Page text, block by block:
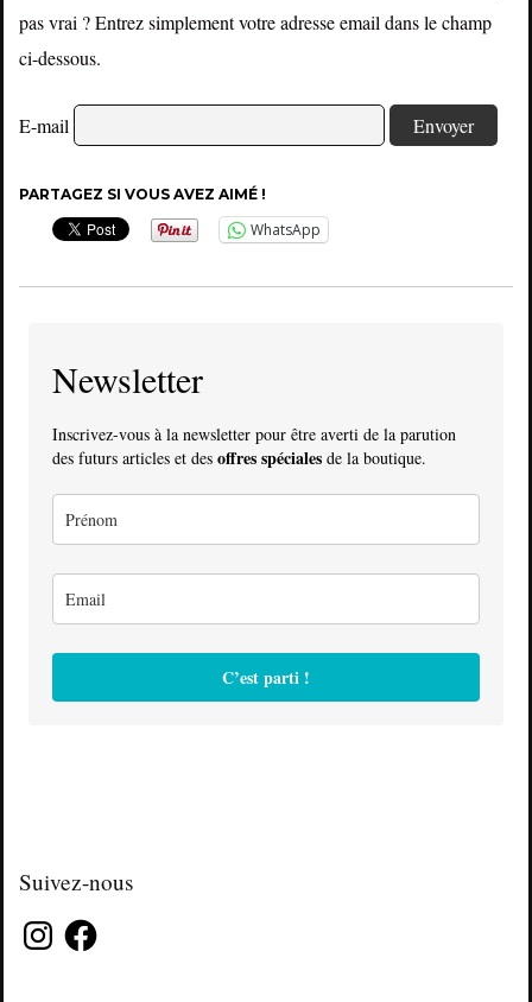
pas vrai ? Entrez simplement votre adresse email dans le champ
ci-dessous.
E-mail
PARTAGEZ SI VOUS AVEZ AIMÉ !
WhatsApp
Newsletter
Inscrivez-vous à la newsletter pour être averti de la parution
des futurs articles et des offres spéciales de la boutique.
C’est parti !
Suivez-nous
InstagramFacebook